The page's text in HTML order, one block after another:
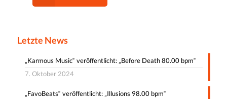
Letzte News
„Karmous Music“ veröffentlicht: „Before Death 80.00 bpm“
7. Oktober 2024
„FavoBeats“ veröffentlicht: „Illusions 98.00 bpm“